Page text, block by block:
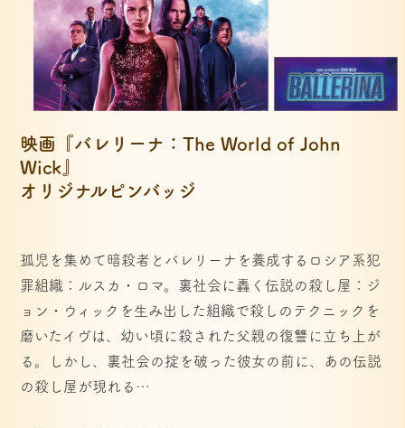
映画『バレリーナ：The World of John
Wick』
オリジナルピンバッジ
孤児を集めて暗殺者とバレリーナを養成するロシア系犯
罪組織：ルスカ・ロマ。裏社会に轟く伝説の殺し屋：ジ
ョン・ウィックを生み出した組織で殺しのテクニックを
磨いたイヴは、幼い頃に殺された父親の復讐に立ち上が
る。しかし、裏社会の掟を破った彼女の前に、あの伝説
の殺し屋が現れる…